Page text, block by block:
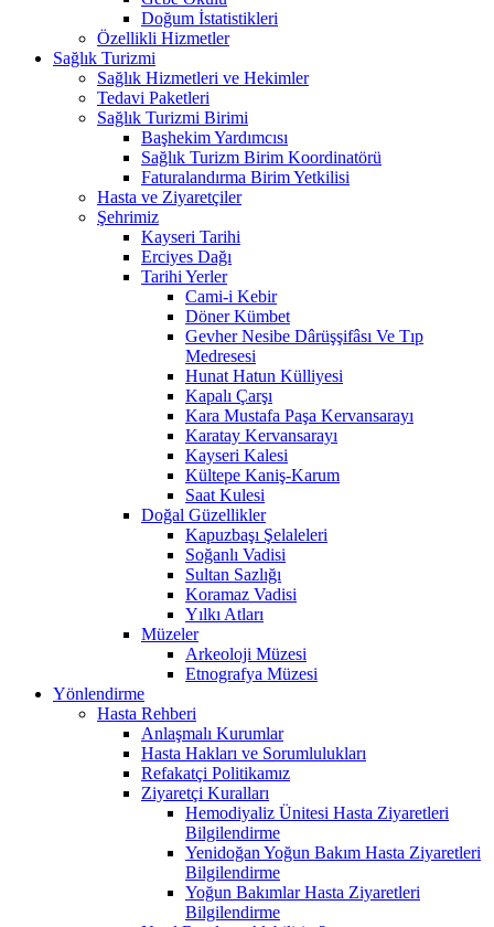
Doğum İstatistikleri
Özellikli Hizmetler
Sağlık Turizmi
Sağlık Hizmetleri ve Hekimler
Tedavi Paketleri
Sağlık Turizmi Birimi
Başhekim Yardımcısı
Sağlık Turizm Birim Koordinatörü
Faturalandırma Birim Yetkilisi
Hasta ve Ziyaretçiler
Şehrimiz
Kayseri Tarihi
Erciyes Dağı
Tarihi Yerler
Cami-i Kebir
Döner Kümbet
Gevher Nesibe Dârüşşifâsı Ve Tıp
Medresesi
Hunat Hatun Külliyesi
Kapalı Çarşı
Kara Mustafa Paşa Kervansarayı
Karatay Kervansarayı
Kayseri Kalesi
Kültepe Kaniş-Karum
Saat Kulesi
Doğal Güzellikler
Kapuzbaşı Şelaleleri
Soğanlı Vadisi
Sultan Sazlığı
Koramaz Vadisi
Yılkı Atları
Müzeler
Arkeoloji Müzesi
Etnografya Müzesi
Yönlendirme
Hasta Rehberi
Anlaşmalı Kurumlar
Hasta Hakları ve Sorumlulukları
Refakatçi Politikamız
Ziyaretçi Kuralları
Hemodiyaliz Ünitesi Hasta Ziyaretleri
Bilgilendirme
Yenidoğan Yoğun Bakım Hasta Ziyaretleri
Bilgilendirme
Yoğun Bakımlar Hasta Ziyaretleri
Bilgilendirme